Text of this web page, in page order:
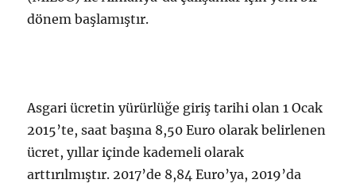
dönem başlamıştır.
Asgari ücretin yürürlüğe giriş tarihi olan 1 Ocak
2015’te, saat başına 8,50 Euro olarak belirlenen
ücret, yıllar içinde kademeli olarak
arttırılmıştır. 2017’de 8,84 Euro’ya, 2019’da